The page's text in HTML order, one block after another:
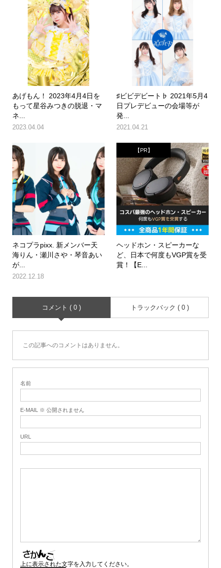
あげもん！ 2023年4月4日を
もって星谷みつきの脱退・マ
ネ...
2023.04.04
♯ビビデビート♭ 2021年5月4
日プレデビューの会場等が
発...
2021.04.21
ネコプラpixx. 新メンバー天
海りん・瀬川さや・琴音あい
が...
2022.12.18
【PR】
ヘッドホン・スピーカーな
ど、日本で何度もVGP賞を受
賞！【E...
コメント ( 0 ) トラックバック ( 0 )
この記事へのコメントはありません。
名前
E-MAIL ※ 公開されません
URL
上に表示された文字を入力してください。